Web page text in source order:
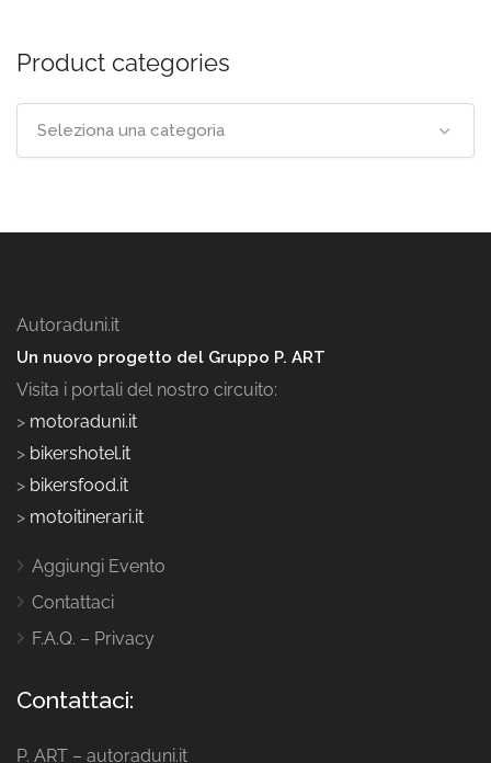
Product categories
Seleziona una categoria
Autoraduni.it
Un nuovo progetto del Gruppo P. ART
Visita i portali del nostro circuito:
> motoraduni.it
> bikershotel.it
> bikersfood.it
> motoitinerari.it
Aggiungi Evento
Contattaci
F.A.Q. – Privacy
Contattaci:
P. ART – autoraduni.it